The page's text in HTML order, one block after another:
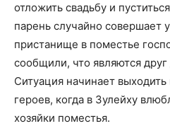
отложить свадьбу и
парень случайно совершает
пристанище в поместье
сообщили, что являются
Ситуация начинает
героев, когда в Зулейху
хозяйки поместья.